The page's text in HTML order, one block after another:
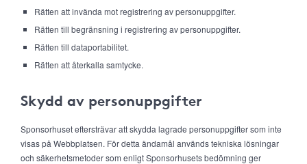
Rätten att invända mot registrering av personuppgifter.
Rätten till begränsning i registrering av personuppgifter.
Rätten till dataportabilitet.
Rätten att återkalla samtycke.
Skydd av personuppgifter
Sponsorhuset eftersträvar att skydda lagrade personuppgifter som inte
visas på Webbplatsen. För detta ändamål används tekniska lösningar
och säkerhetsmetoder som enligt Sponsorhusets bedömning ger